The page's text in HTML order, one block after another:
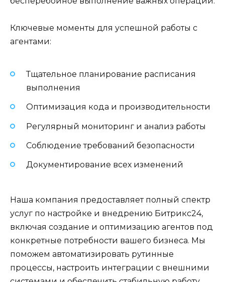
Ключевые моменты для успешной работы с
агентами:
Тщательное планирование расписания
выполнения
Оптимизация кода и производительности
Регулярный мониторинг и анализ работы
Соблюдение требований безопасности
Документирование всех изменений
Наша компания предоставляет полный спектр
услуг по настройке и внедрению Битрикс24,
включая создание и оптимизацию агентов под
конкретные потребности вашего бизнеса. Мы
поможем автоматизировать рутинные
процессы, настроить интеграции с внешними